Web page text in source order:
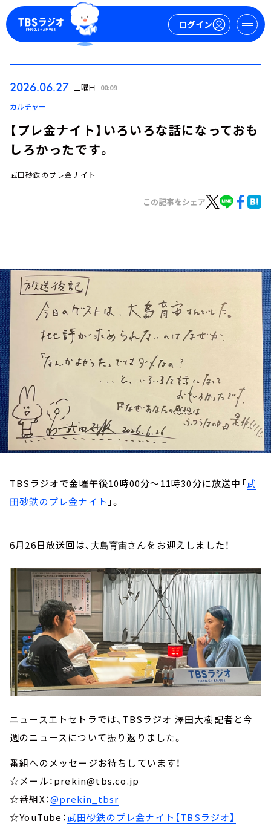
ログイン
お知らせ
イベント・グッズ
YouTube
会社情報
2026.06.27 土曜日 00:09
カルチャー
【プレ金ナイト】いろいろな話になっておも
しろかったです。
武田砂鉄のプレ金ナイト
この記事をシェア
TBSラジオで金曜午後10時00分～11時30分に放送中「武
田砂鉄のプレ金ナイト 」。
6月26日放送回は、 大島育宙さんをお迎えしました！
ニュースエトセトラでは、TBSラジオ 澤田大樹記者と今
週のニュースについて振り返りました。
番組へのメッセージお待ちしています！
☆メール：prekin@tbs.co.jp
☆番組X：@prekin_tbsr
☆YouTube：武田砂鉄のプレ金ナイト【TBSラジオ】